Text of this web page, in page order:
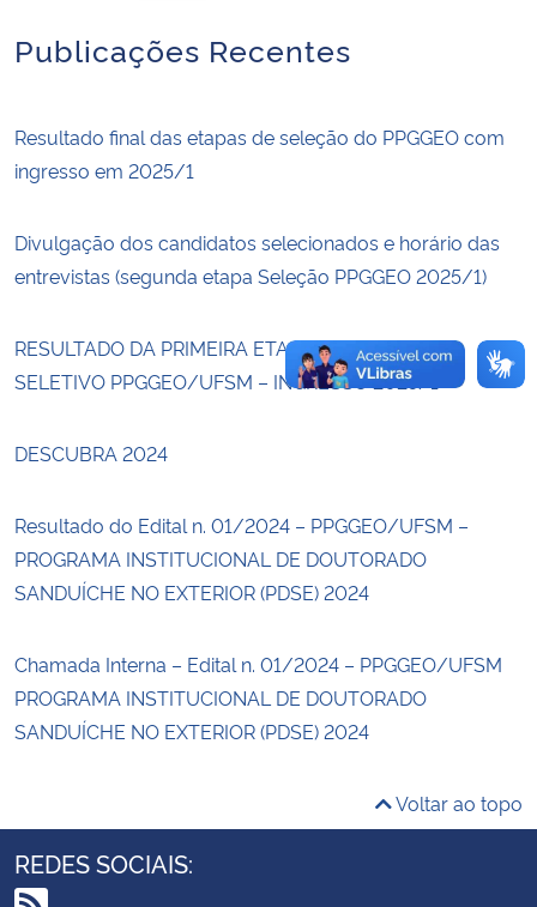
Secretaria-Geral
Gabinete de Segurança Institucional
Advocacia-Geral da União
Planalto
Publicações Recentes
Resultado final das etapas de seleção do PPGGEO com
ingresso em 2025/1
Divulgação dos candidatos selecionados e horário das
entrevistas (segunda etapa Seleção PPGGEO 2025/1)
RESULTADO DA PRIMEIRA ETAPA DO PROCESSO
SELETIVO PPGGEO/UFSM – INGRESSO 2025/1
DESCUBRA 2024
Resultado do Edital n. 01/2024 – PPGGEO/UFSM –
PROGRAMA INSTITUCIONAL DE DOUTORADO
SANDUÍCHE NO EXTERIOR (PDSE) 2024
Chamada Interna – Edital n. 01/2024 – PPGGEO/UFSM
PROGRAMA INSTITUCIONAL DE DOUTORADO
SANDUÍCHE NO EXTERIOR (PDSE) 2024
Voltar ao topo
REDES SOCIAIS: